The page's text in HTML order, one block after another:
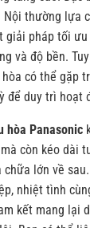
thường lựa
giải pháp tối
và độ bền.
có thể gặp
để duy trì hoạt
hòa Panasonic
còn kéo dài
lớn về
nhiệt tình
kết mang lại